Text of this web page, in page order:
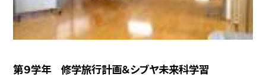
第９学年 修学旅行計画＆シブヤ未来科学習